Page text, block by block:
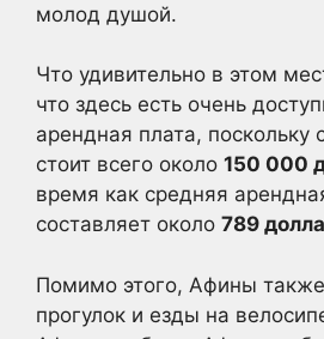
молод душой.
Что удивительно в этом
что здесь есть очень
арендная плата, поскольку
стоит всего около 150 000
время как средняя
составляет около 789
Помимо этого, Афины
прогулок и езды на